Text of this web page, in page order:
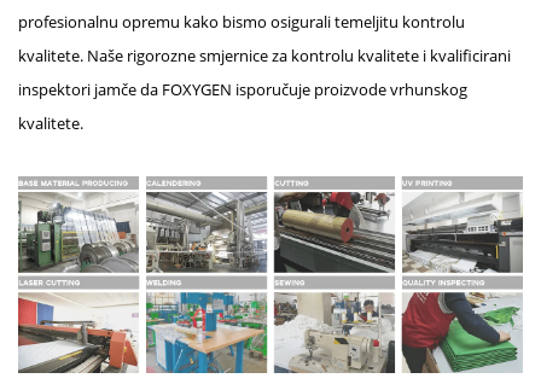
profesionalnu opremu kako bismo osigurali temeljitu kontrolu
kvalitete. Naše rigorozne smjernice za kontrolu kvalitete i kvalificirani
inspektori jamče da FOXYGEN isporučuje proizvode vrhunskog
kvalitete.